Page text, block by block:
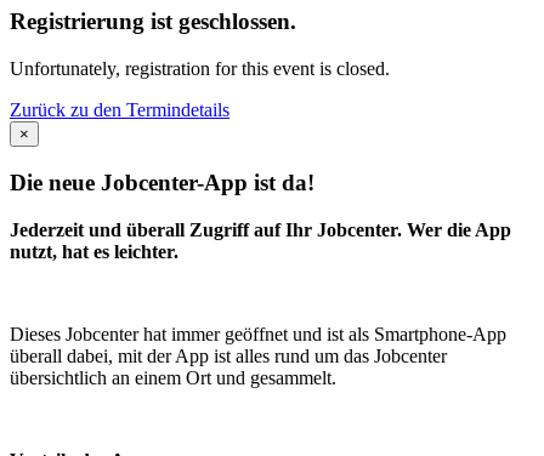
Registrierung ist geschlossen.
Unfortunately, registration for this event is closed.
Zurück zu den Termindetails
×
Die neue Jobcenter-App ist da!
Jederzeit und überall Zugriff auf Ihr Jobcenter. Wer die App
nutzt, hat es leichter.
Dieses Jobcenter hat immer geöffnet und ist als Smartphone-App
überall dabei, mit der App ist alles rund um das Jobcenter
übersichtlich an einem Ort und gesammelt.